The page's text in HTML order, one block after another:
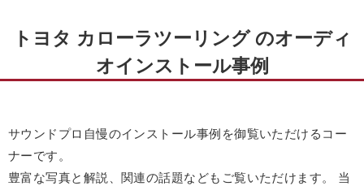
t
n
トヨタ カローラツーリング のオーディ
オインストール事例
サウンドプロ自慢のインストール事例を御覧いただけるコー
ナーです。
豊富な写真と解説、関連の話題などもご覧いただけます。 当